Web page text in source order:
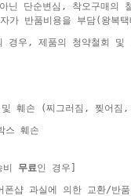
닌 단순변심, 착오구매의
자가 반품비용을 부담(왕복
경우, 제품의 청약철회 및
훼손 (찌그러짐, 찢어짐,
스 훼손
비 무료인 경우]
샵 과실에 의한 교환/반품